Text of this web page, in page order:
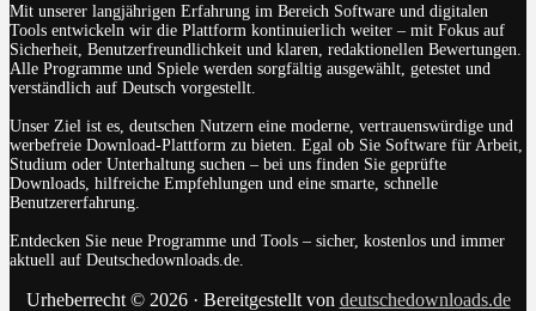
Mit unserer langjährigen Erfahrung im Bereich Software und digitalen
Tools entwickeln wir die Plattform kontinuierlich weiter – mit Fokus auf
Sicherheit, Benutzerfreundlichkeit und klaren, redaktionellen Bewertungen.
Alle Programme und Spiele werden sorgfältig ausgewählt, getestet und
verständlich auf Deutsch vorgestellt.
Unser Ziel ist es, deutschen Nutzern eine moderne, vertrauenswürdige und
werbefreie Download-Plattform zu bieten. Egal ob Sie Software für Arbeit,
Studium oder Unterhaltung suchen – bei uns finden Sie geprüfte
Downloads, hilfreiche Empfehlungen und eine smarte, schnelle
Benutzererfahrung.
Entdecken Sie neue Programme und Tools – sicher, kostenlos und immer
aktuell auf Deutschedownloads.de.
Urheberrecht © 2026 · Bereitgestellt von deutschedownloads.de